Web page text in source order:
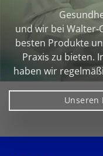
und wir bei
besten Produkte
Praxis zu bieten.
haben wir